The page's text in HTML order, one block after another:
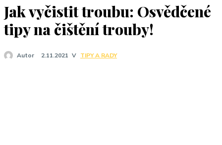
Jak vyčistit troubu: Osvědčené
tipy na čištění trouby!
Autor 2.11.2021 V TIPY A RADY